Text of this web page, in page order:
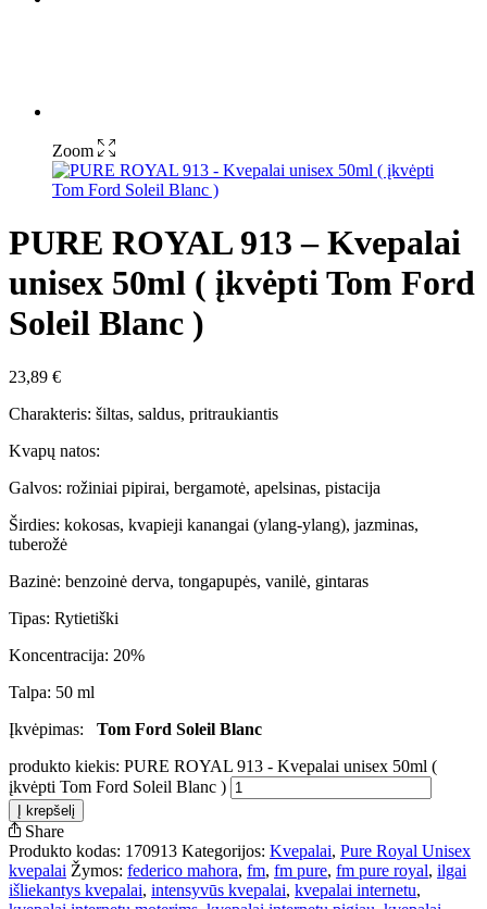
Zoom
PURE ROYAL 913 – Kvepalai
unisex 50ml ( įkvėpti Tom Ford
Soleil Blanc )
23,89 €
Charakteris: šiltas, saldus, pritraukiantis
Kvapų natos:
Galvos: rožiniai pipirai, bergamotė, apelsinas, pistacija
Širdies: kokosas, kvapieji kanangai (ylang-ylang), jazminas,
tuberožė
Bazinė: benzoinė derva, tongapupės, vanilė, gintaras
Tipas: Rytietiški
Koncentracija: 20%
Talpa: 50 ml
Įkvėpimas: Tom Ford Soleil Blanc
produkto kiekis: PURE ROYAL 913 - Kvepalai unisex 50ml (
įkvėpti Tom Ford Soleil Blanc )
Į krepšelį
Share
Produkto kodas: 170913 Kategorijos: Kvepalai, Pure Royal Unisex
kvepalai Žymos: federico mahora, fm, fm pure, fm pure royal, ilgai
išliekantys kvepalai, intensyvūs kvepalai, kvepalai internetu,